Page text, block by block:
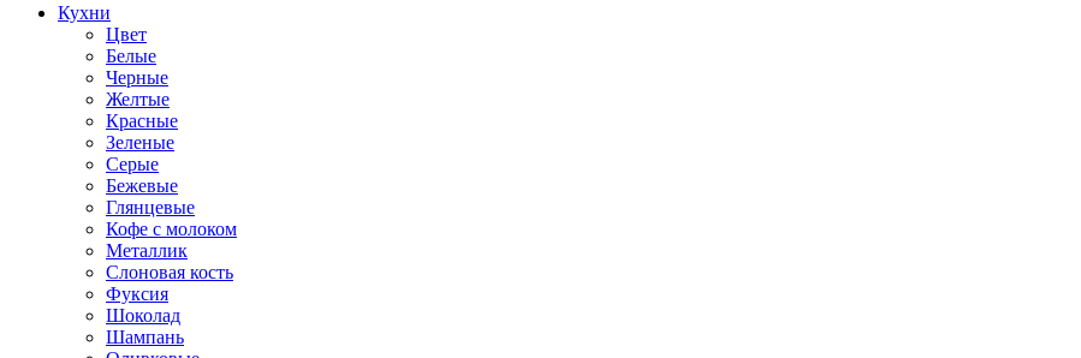
Кухни
Цвет
Белые
Черные
Желтые
Красные
Зеленые
Серые
Бежевые
Глянцевые
Кофе с молоком
Металлик
Слоновая кость
Фуксия
Шоколад
Шампань